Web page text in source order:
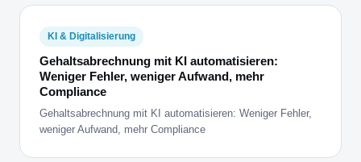
KI & Digitalisierung
Gehaltsabrechnung mit KI automatisieren:
Weniger Fehler, weniger Aufwand, mehr
Compliance
Gehaltsabrechnung mit KI automatisieren: Weniger Fehler,
weniger Aufwand, mehr Compliance